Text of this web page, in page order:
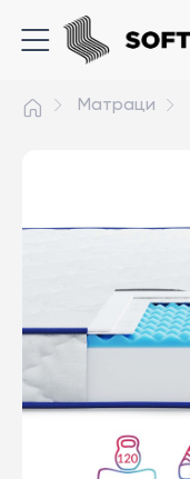
Матраци